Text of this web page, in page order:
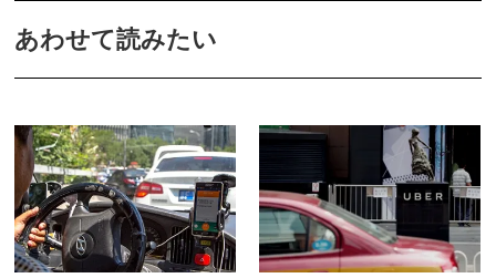
あわせて読みたい